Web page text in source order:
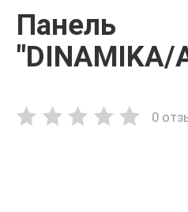
Панель
"DINAMIKA/
0